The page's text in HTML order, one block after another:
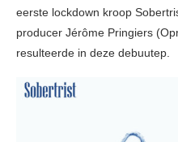
eerste lockdown kroop
producer Jérôme Pringiers
resulteerde in deze debuutep.